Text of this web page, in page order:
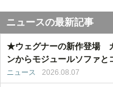
ニュースの最新記事
★ウェグナーの新作登場
ンからモジュールソファと
ニュース 2026.08.07